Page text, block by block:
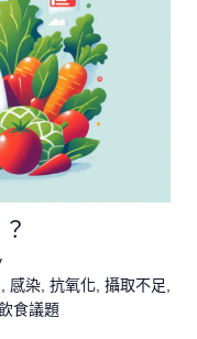
感染, 抗氧化, 攝取不足
食議題